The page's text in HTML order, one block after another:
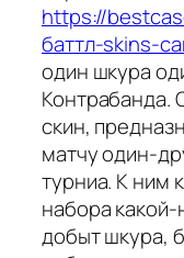
https://
баттл-skins-
один шкура
Контрабанда.
скин,
матчу один-
турниа. К ним
набора
добыт шкура,